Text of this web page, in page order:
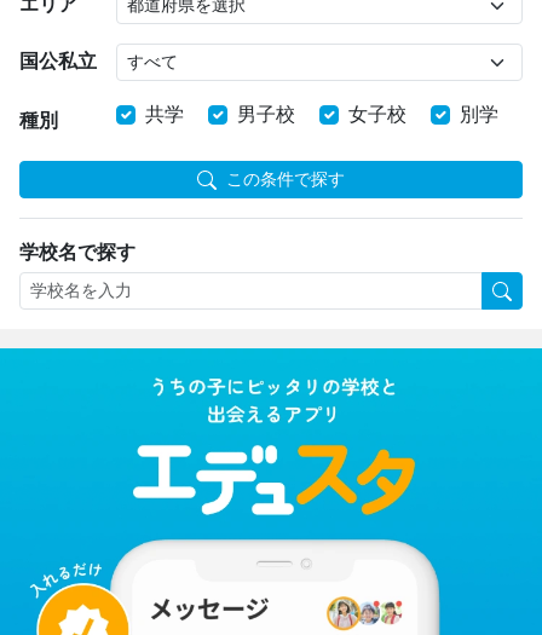
エリア
国公私立
種別 共学 男子校 女子校 別学
この条件で探す
学校名で探す